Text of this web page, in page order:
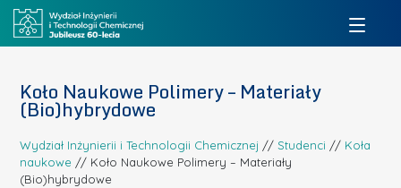
Koło Naukowe Polimery – Materiały
(Bio)hybrydowe
Wydział Inżynierii i Technologii Chemicznej //Studenci // Koła
naukowe // Koło Naukowe Polimery – Materiały
(Bio)hybrydowe